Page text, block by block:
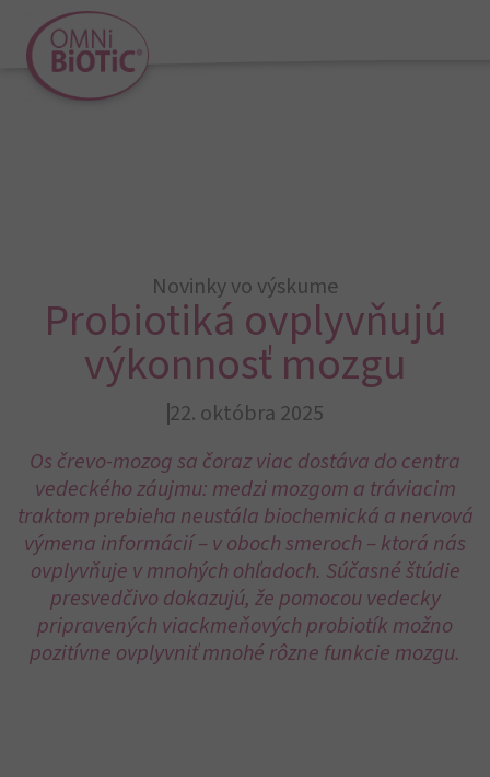
Novinky vo výskume
Probiotiká ovplyvňujú
výkonnosť mozgu
22. októbra 2025
Os črevo-mozog sa čoraz viac dostáva do centra
vedeckého záujmu: medzi mozgom a tráviacim
traktom prebieha neustála biochemická a nervová
výmena informácií – v oboch smeroch – ktorá nás
ovplyvňuje v mnohých ohľadoch. Súčasné štúdie
presvedčivo dokazujú, že pomocou vedecky
pripravených viackmeňových probiotík možno
pozitívne ovplyvniť mnohé rôzne funkcie mozgu.